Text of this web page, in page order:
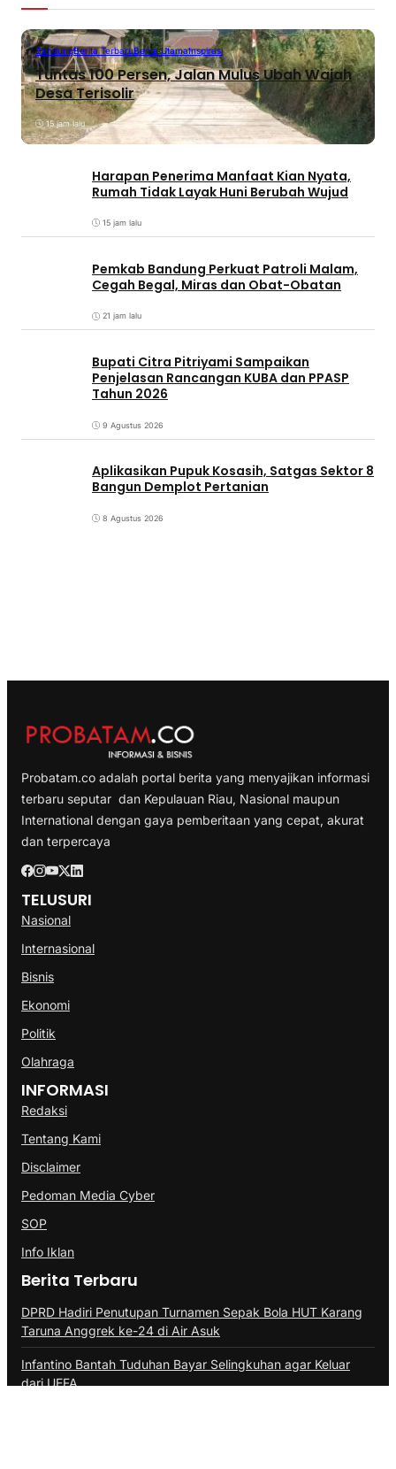
BandungBerita TerbaruBerita UtamaInspirasi
Tuntas 100 Persen, Jalan Mulus Ubah Wajah
Desa Terisolir
15 jam lalu
Harapan Penerima Manfaat Kian Nyata,
Rumah Tidak Layak Huni Berubah Wujud
15 jam lalu
Pemkab Bandung Perkuat Patroli Malam,
Cegah Begal, Miras dan Obat-Obatan
21 jam lalu
Bupati Citra Pitriyami Sampaikan
Penjelasan Rancangan KUBA dan PPASP
Tahun 2026
9 Agustus 2026
Aplikasikan Pupuk Kosasih, Satgas Sektor 8
Bangun Demplot Pertanian
8 Agustus 2026
Probatam.co adalah portal berita yang menyajikan informasi
terbaru seputar dan Kepulauan Riau, Nasional maupun
International dengan gaya pemberitaan yang cepat, akurat
dan terpercaya
TELUSURI
Nasional
Internasional
Bisnis
Ekonomi
Politik
Olahraga
INFORMASI
Redaksi
Tentang Kami
Disclaimer
Pedoman Media Cyber
SOP
Info Iklan
Berita Terbaru
DPRD Hadiri Penutupan Turnamen Sepak Bola HUT Karang
Taruna Anggrek ke-24 di Air Asuk
Infantino Bantah Tuduhan Bayar Selingkuhan agar Keluar
dari UEFA